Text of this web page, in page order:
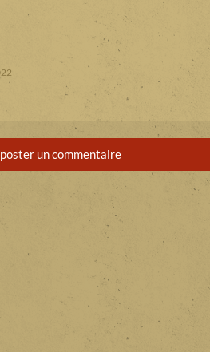
un commentaire